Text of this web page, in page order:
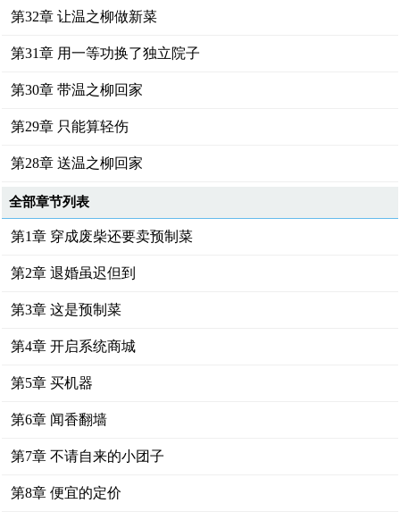
第32章 让温之柳做新菜
第31章 用一等功换了独立院子
第30章 带温之柳回家
第29章 只能算轻伤
第28章 送温之柳回家
全部章节列表
第1章 穿成废柴还要卖预制菜
第2章 退婚虽迟但到
第3章 这是预制菜
第4章 开启系统商城
第5章 买机器
第6章 闻香翻墙
第7章 不请自来的小团子
第8章 便宜的定价